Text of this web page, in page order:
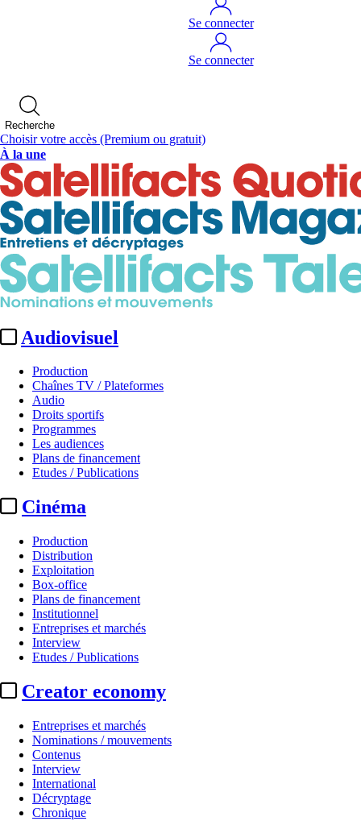
Se connecter
Se connecter
Recherche
Choisir votre accès (Premium ou gratuit)
À la une
Audiovisuel
Production
Chaînes TV / Plateformes
Audio
Droits sportifs
Programmes
Les audiences
Plans de financement
Etudes / Publications
Cinéma
Production
Distribution
Exploitation
Box-office
Plans de financement
Institutionnel
Entreprises et marchés
Interview
Etudes / Publications
Creator economy
Entreprises et marchés
Nominations / mouvements
Contenus
Interview
International
Décryptage
Chronique